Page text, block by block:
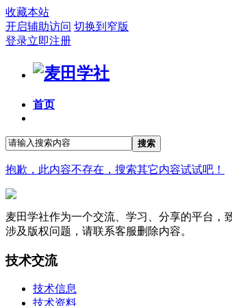
收藏本站
开启辅助访问 切换到窄版
登录立即注册
首页
搜索
抱歉，此内容不存在，搜索其它内容试试吧！
麦田学社作为一个交流、学习、分享的平台
涉及版权问题，请联系客服删除内容。
技术交流
技术信息
技术资料